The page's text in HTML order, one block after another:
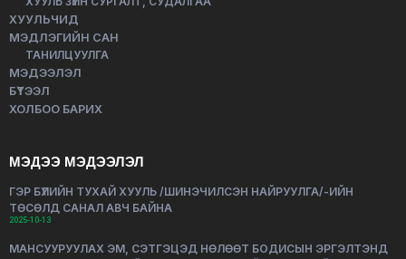
ХУУЛЬЧИД
МЭДЛЭГИЙН САН
ТАНИЛЦУУЛГА
МЭДЭЭЛЭЛ
БҮТЭЭЛ
ХОЛБОО БАРИХ
МЭДЭЭ МЭДЭЭЛЭЛ
ГЭР БҮЛИЙН ТУХАЙ ХУУЛЬ /ШИНЭЧИЛСЭН НАЙРУУЛГА/-ИЙН
ТӨСӨЛД САНАЛ АВЧ БАЙНА
2025-10-13
МАНСУУРУУЛАХ ЭМ, СЭТГЭЦЭД НӨЛӨӨТ БОДИСЫН ЭРГЭЛТЭНД